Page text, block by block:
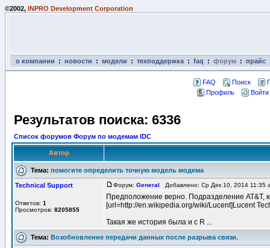
©2002, INPRO Development Corporation
о компании : новости : модели : техподдержка : faq : форум : прайс
FAQ Поиск
Профиль
Результатов поиска: 6336
Список форумов Форум по модемам IDC
Автор
Тема: помогите определить точную модель модема
Technical Support
Ответов: 1
Просмотров: 8205855
Форум: General Добавлено: Ср Дек 10, 2014
Предположение верно. Подразделение AT&T,
[url=http://en.wikipedia.org/wiki/Lucent]Lucent
Такая же история была и с R ...
Тема: Возобновление передачи данных после разрыва связи.